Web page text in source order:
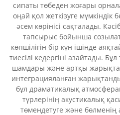
сипаты төбеден жоғары
оңай қол жеткізуге мүмкіндік
әсем көрінісі сақталады.
тапсырыс бойынша
көпшілігін бір күн ішінде
тиесілі кедергіні азайтады.
шамдары және артқы
интеграцияланған
бұл драматикалық
түрлерінің акустикалық
төмендетуге және бөлменің